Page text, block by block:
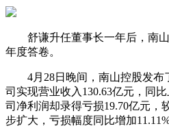
舒谦升任董事长一年后，南山
年度答卷。
4月28日晚间，南山控股发布
司实现营业收入130.63亿元，同
司净利润却录得亏损19.70亿元，
步扩大，亏损幅度同比增加11.11%